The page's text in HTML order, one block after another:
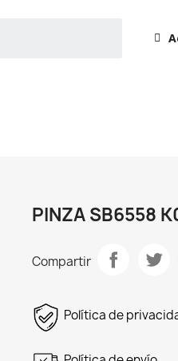
PINZA SB6558
Compartir
Política de